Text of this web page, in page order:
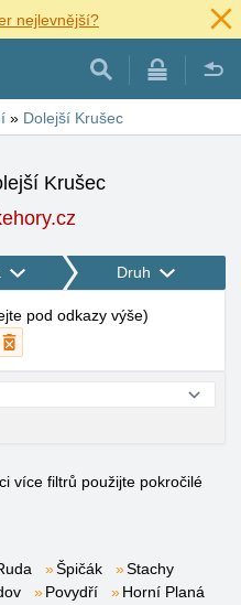
nejlevnější?
» Dolejší Krušec
Krušec
Druh
pod odkazy výše)
více filtrů použijte pokročilé
Špičák
Stachy
Povydří
Horní Planá